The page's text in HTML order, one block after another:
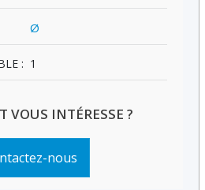
Ø
: 1
VOUS INTÉRESSE ?
nous